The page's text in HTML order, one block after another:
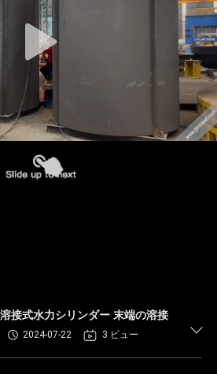
接式水力シリンダー 末端の溶接
2024-07-22 3 ビュー